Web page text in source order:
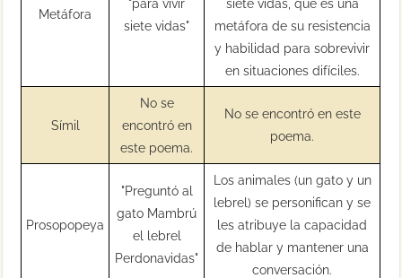
Metáfora
siete vidas"
metáfora de su resistencia
y habilidad para sobrevivir
en situaciones difíciles.
Símil
No se
encontró en
este poema.
No se encontró en este
poema.
Prosopopeya
"Preguntó al
gato Mambrú
el lebrel
Perdonavidas"
Los animales (un gato y un
lebrel) se personifican y se
les atribuye la capacidad
de hablar y mantener una
conversación.